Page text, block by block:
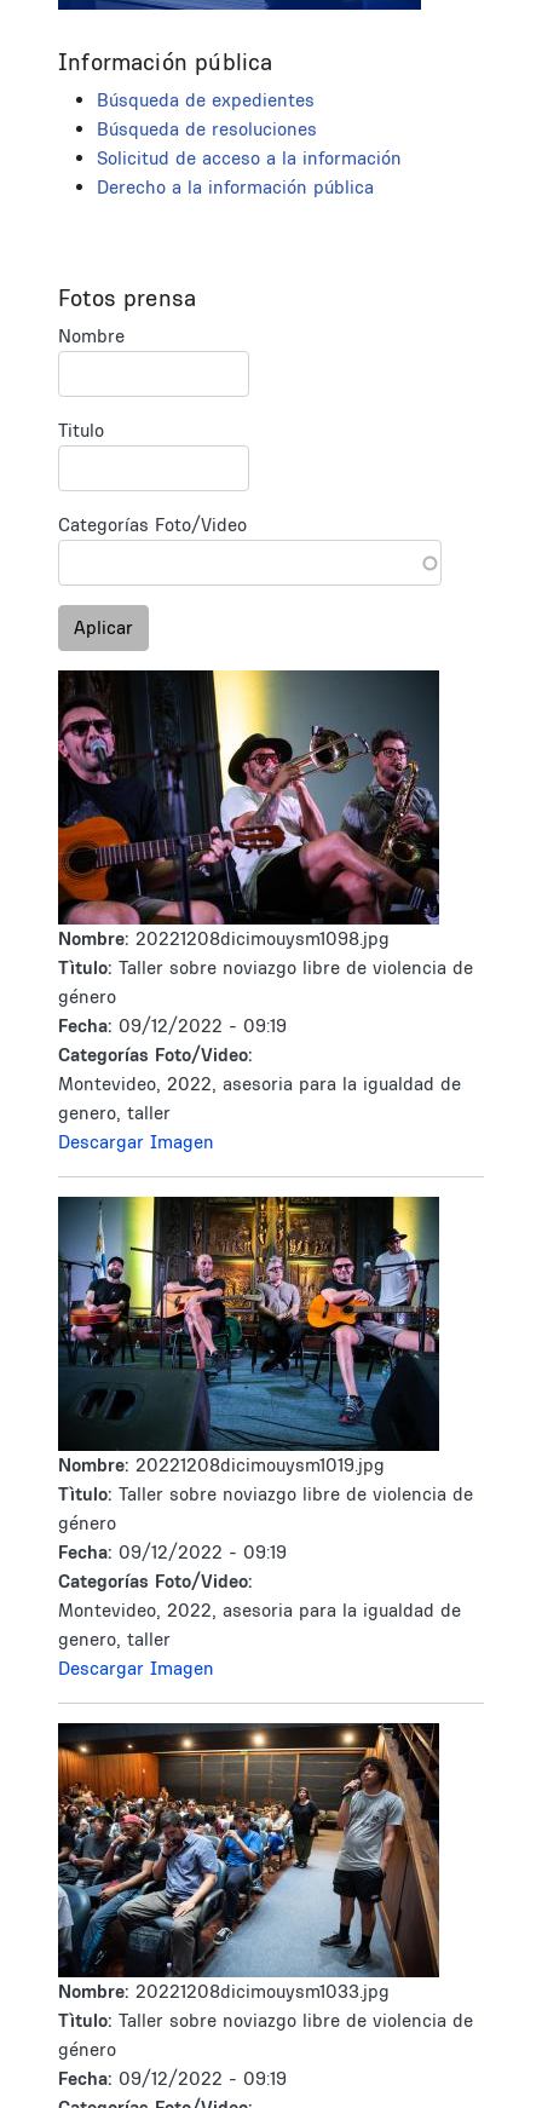
Información pública
Búsqueda de expedientes
Búsqueda de resoluciones
Solicitud de acceso a la información
Derecho a la información pública
Fotos prensa
Nombre
Titulo
Categorías Foto/Video
Aplicar
Nombre: 20221208dicimouysm1098.jpg
Tìtulo: Taller sobre noviazgo libre de violencia de
género
Fecha: 09/12/2022 - 09:19
Categorías Foto/Video:
Montevideo, 2022, asesoria para la igualdad de
genero, taller
Descargar Imagen
Nombre: 20221208dicimouysm1019.jpg
Tìtulo: Taller sobre noviazgo libre de violencia de
género
Fecha: 09/12/2022 - 09:19
Categorías Foto/Video:
Montevideo, 2022, asesoria para la igualdad de
genero, taller
Descargar Imagen
Nombre: 20221208dicimouysm1033.jpg
Tìtulo: Taller sobre noviazgo libre de violencia de
género
Fecha: 09/12/2022 - 09:19